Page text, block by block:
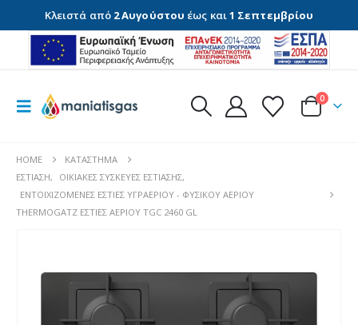
Κλειστά από 2 Αυγούστου έως και1 Σεπτεμβρίου
0
HOME
ΚΑΤΆΣΤΗΜΑ
ΕΣΤΊΑΣΗ, ΟΙΚΙΑΚΈΣ ΣΥΣΚΕΥΈΣ ΕΣΤΊΑΣΗΣ,
ΕΝΤΟΙΧΙΖΌΜΕΝΕΣ ΕΣΤΊΕΣ ΥΓΡΑΕΡΊΟΥ - ΦΥΣΙΚΟΎ ΑΕΡΊΟΥ
THERMOGATZ ΕΣΤΙΕΣ ΑΕΡΙΟΥ TGC 2460 GL